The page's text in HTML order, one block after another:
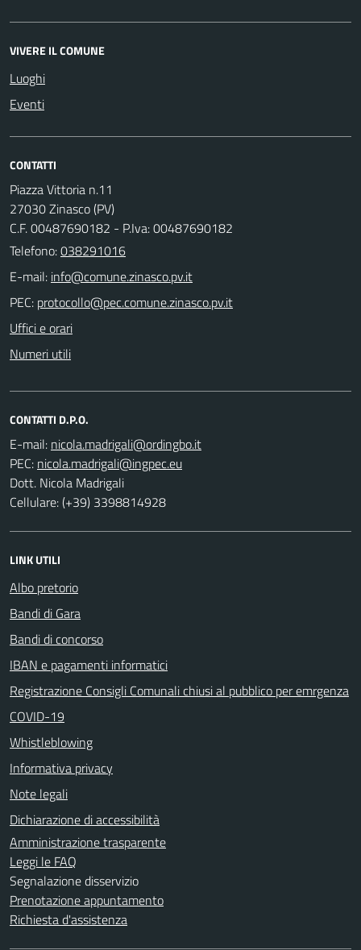
VIVERE IL COMUNE
Luoghi
Eventi
CONTATTI
Piazza Vittoria n.11
27030 Zinasco (PV)
C.F. 00487690182 - P.Iva: 00487690182
Telefono:038291016
E-mail:
PEC:
Uffici e orari
Numeri utili
CONTATTI D.P.O.
E-mail:
PEC:
Dott. Nicola Madrigali
Cellulare: (+39) 3398814928
LINK UTILI
Albo pretorio
Bandi di Gara
Bandi di concorso
IBAN e pagamenti informatici
Registrazione Consigli Comunali chiusi al pubblico per emrgenza
COVID-19
Whistleblowing
Informativa privacy
Note legali
Dichiarazione di accessibilità
Amministrazione trasparente
Leggi le FAQ
Segnalazione disservizio
Prenotazione appuntamento
Richiesta d'assistenza